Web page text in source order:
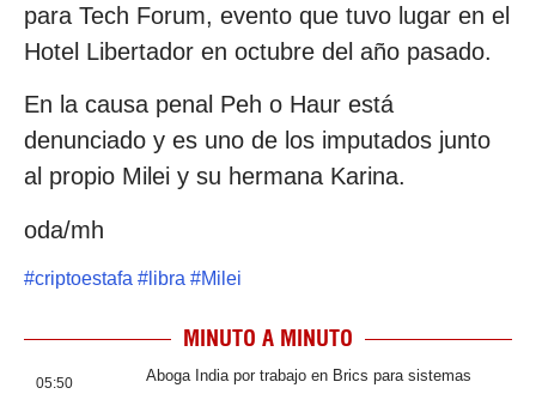
para Tech Forum, evento que tuvo lugar en el
Hotel Libertador en octubre del año pasado.
En la causa penal Peh o Haur está
denunciado y es uno de los imputados junto
al propio Milei y su hermana Karina.
oda/mh
#criptoestafa # libra #Milei
MINUTO A MINUTO
05:50
Aboga India por trabajo en Brics para sistemas